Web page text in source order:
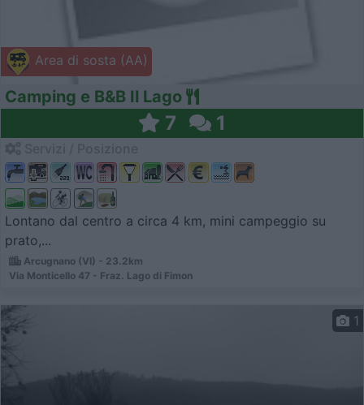
Area di sosta (AA)
Camping e B&B Il Lago
7 1
Lontano dal centro a circa 4 km, mini campeggio su
prato,...
Arcugnano (VI) - 23.2km
Via Monticello 47 - Fraz. Lago di Fimon
1